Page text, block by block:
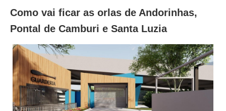
Como vai ficar as orlas de Andorinhas,
Pontal de Camburi e Santa Luzia